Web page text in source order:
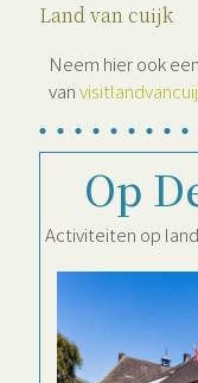
Land van cuijk
Neem hier ook
van
Op
Activiteiten op